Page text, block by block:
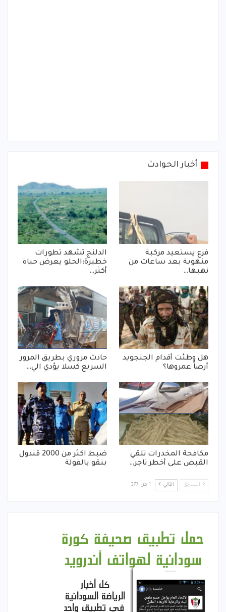
أخبار الحوادث
فزع يستعيد مركبة
منهوبة بعد ساعات من
نهبها…
الدلنج تشهد تطورات
خطيرة:الحلو يعرض حياة
أكثر…
هل وطئت أقدام الجنجويد
أرضاً عمروها؟
حادث مروري بطريق المرور
السريع كسلا يؤدي الي…
مكافحة المخدرات تلقي
القبض على أخطر تاجر…
ضبط اكثر من 2000 قندول
بنقو بالفولة
السابق التالي 1 من 377